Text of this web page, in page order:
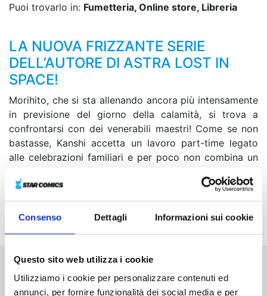
Consenso Dettagli Informazioni sui cookie
Questo sito web utilizza i cookie
Utilizziamo i cookie per personalizzare contenuti ed
annunci, per fornire funzionalità dei social media e per
Puoi trovarlo in: Fumetteria, Online store, Libreria
LA NUOVA FRIZZANTE SERIE
DELL’AUTORE DI ASTRA LOST IN
SPACE!
Morihito, che si sta allenando ancora più intensamente
in previsione del giorno della calamità, si trova a
confrontarsi con dei venerabili maestri! Come se non
bastasse, Kanshi accetta un lavoro part-time legato
alle celebrazioni familiari e per poco non combina un
prodigiosi porta a uno sviluppo inatteso! Infine, al liceo
Asunaro viene assegnata una nuova supplente:
l’episodio crossover con Sket Dance è servito!
Altri volumi della serie